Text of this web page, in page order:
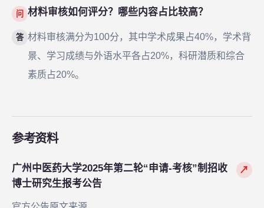
问 材料审核如何评分？哪些内容占比较高？
答 材料审核满分为100分，其中学术成果占40%，学术背
景、学习成绩与外语水平各占20%，科研潜质和综合
素质占20%。
参考资料
广州中医药大学2025年第二轮“申请-考核”制招收
博士研究生报考公告
↗